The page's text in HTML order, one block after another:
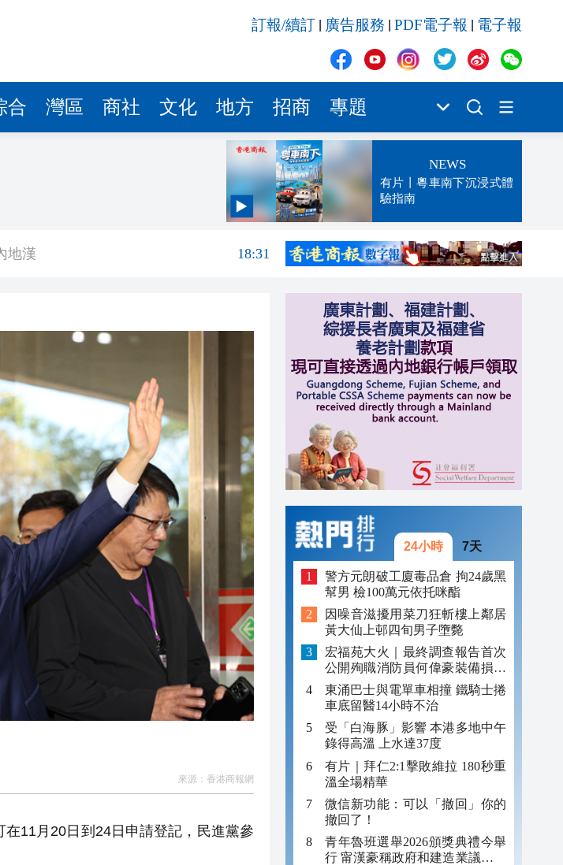
訂報/續訂 廣告服務 PDF電子報 電子報
合 灣區 商社 文化 地方 招商 專題
NEWS
有片丨粵車南下沉浸式體
驗指南
19:33
地漢
18:31
豪稱政府和建造業議會做好培訓工作
服務大會暨第二屆「和・界」跨境
化 16:54
來源： 香港商報網
11月20日到24日申請登記，民進黨參
24小時 7天
警方元朗破工廈毒品倉 拘24歲黑
幫男 檢100萬元依托咪酯
因噪音滋擾用菜刀狂斬樓上鄰居
黃大仙上邨四旬男子墮斃
宏福苑大火｜最終調查報告首次
公開殉職消防員何偉豪裝備損毀
照片
東涌巴士與電單車相撞 鐵騎士捲
車底留醫14小時不治
受「白海豚」影響 本港多地中午
錄得高溫 上水達37度
有片｜拜仁2:1擊敗維拉 180秒重
溫全場精華
微信新功能：可以「撤回」你的
撤回了！
青年魯班選舉2026頒獎典禮今舉
行 甯漢豪稱政府和建造業議會做